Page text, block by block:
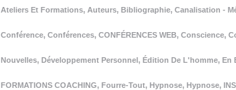
Ateliers Et Formations, Auteurs, Bibliographie, Canalisation -
Conférence, Conférences, CONFÉRENCES WEB, Conscience,
Nouvelles, Développement Personnel, Édition De L'homme, En
FORMATIONS COACHING, Fourre-Tout, Hypnose, Hypnose,